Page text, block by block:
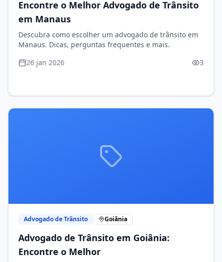
Encontre o Melhor Advogado de Trânsito
em Manaus
Descubra como escolher um advogado de trânsito em
Manaus. Dicas, perguntas frequentes e mais.
26 jan 2026
3
Advogado de Trânsito Goiânia
Advogado de Trânsito em Goiânia:
Encontre o Melhor